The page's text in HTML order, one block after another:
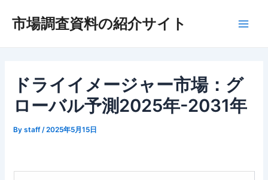
市場調査資料の紹介サイト
ドライイメージャー市場：グ
ローバル予測2025年-2031年
Bystaff /2025年5月15日